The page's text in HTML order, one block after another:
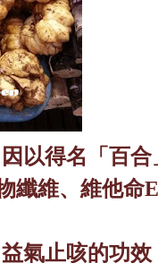
以得名「百合
纖維、維他命E
氣止咳的功效